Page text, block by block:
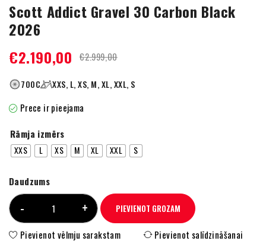
Scott Addict Gravel 30 Carbon Black
2026
€2.999,00
€2.190,00
700C XXS, L, XS, M, XL, XXL, S
Prece ir pieejama
Rāmja izmērs
XXS L XS M XL XXL S
Daudzums
PIEVIENOT GROZAM
Pievienot vēlmju sarakstam Pievienot salīdzināšanai